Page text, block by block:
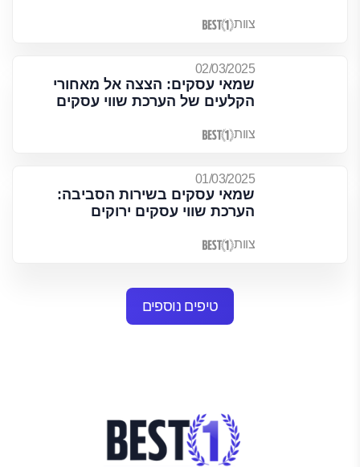
צוות
02/03/2025
שמאי עסקים: הצצה אל מאחורי
הקלעים של הערכת שווי עסקים
צוות
01/03/2025
שמאי עסקים בשירות הסביבה:
הערכת שווי עסקים ירוקים
צוות
טיפים נוספים